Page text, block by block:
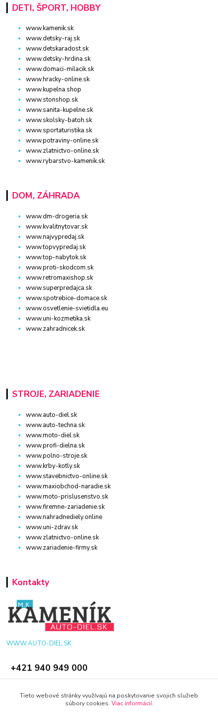
DETI, ŠPORT, HOBBY
www.kamenik.sk
www.detsky-raj.sk
www.detskaradost.sk
www.detsky-hrdina.sk
www.domaci-milacik.sk
www.hracky-online.sk
www.kupelna.shop
www.stonshop.sk
www.sanita-kupelne.sk
www.skolsky-batoh.sk
www.sportaturistika.sk
www.potraviny-online.sk
www.zlatnictvo-online.sk
www.rybarstvo-kamenik.sk
DOM, ZÁHRADA
www.dm-drogeria.sk
www.kvalitnytovar.sk
www.najvypredaj.sk
www.topvypredaj.sk
www.top-nabytok.sk
www.proti-skodcom.sk
www.retromaxishop.sk
www.superpredajca.sk
www.spotrebice-domace.sk
www.osvetlenie-svietidla.eu
www.uni-kozmetika.sk
www.zahradnicek.sk
STROJE, ZARIADENIE
www.auto-diel.sk
www.auto-techna.sk
www.moto-diel.sk
www.profi-dielna.sk
www.polno-stroje.sk
www.krby-kotly.sk
www.stavebnictvo-online.sk
www.maxiobchod-naradie.sk
www.moto-prislusenstvo.sk
www.firemne-zariadenie.sk
www.nahradnediely.online
www.uni-zdrav.sk
www.zlatnictvo-online.sk
www.zariadenie-firmy.sk
Kontakty
WWW.AUTO-DIEL.SK
+421 940 949 000
Tieto webové stránky využívajú na poskytovanie svojich služieb
súbory cookies. Viac informácií.